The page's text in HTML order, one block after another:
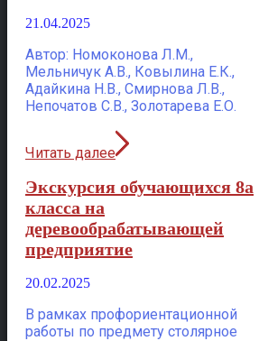
21.04.2025
Автор: Номоконова Л.М.,
Мельничук А.В., Ковылина Е.К.,
Адайкина Н.В., Смирнова Л.В.,
Непочатов С.В., Золотарева Е.О.
Читать далее
Экскурсия обучающихся 8а
класса на
деревообрабатывающей
предприятие
20.02.2025
В рамках профориентационной
работы по предмету столярное